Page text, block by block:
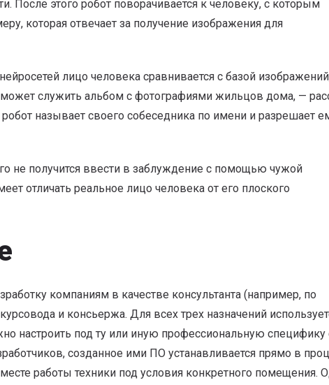
После этого робот поворачивается к человеку, с которым
которая отвечает за получение изображения для
лицо человека сравнивается с базой
служить альбом с фотографиями жильцов дома, —
называет своего собеседника по имени и разрешает
не получится ввести в заблуждение с помощью чужой
отличать реальное лицо человека от его плоского
компаниям в качестве консультанта (например, по
и консьержа. Для всех трех назначений
настроить под ту или иную профессиональную специфику
созданное ими ПО устанавливается прямо в
работы техники под условия конкретного помещения.